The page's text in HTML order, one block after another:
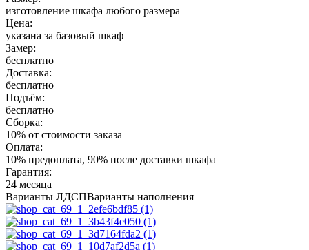
изготовление шкафа любого размера
Цена:
указана за базовый шкаф
Замер:
бесплатно
Доставка:
бесплатно
Подъём:
бесплатно
Сборка:
10% от стоимости заказа
Оплата:
10% предоплата, 90% после доставки шкафа
Гарантия:
24 месяца
Варианты ЛДСПВарианты наполнения